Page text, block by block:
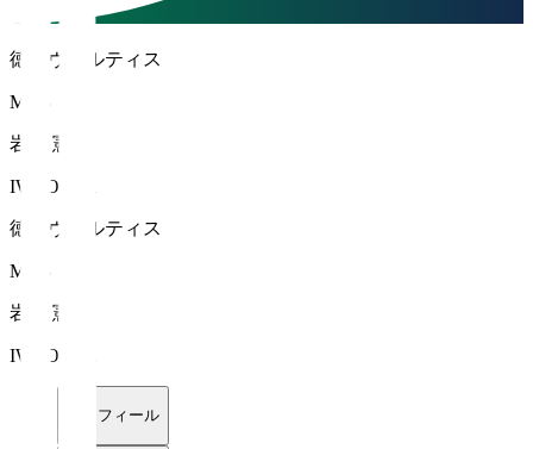
徳島ヴォルティス
MF 8
岩尾 憲
IWAO Ken
徳島ヴォルティス
MF 8
岩尾 憲
IWAO Ken
プロフィール